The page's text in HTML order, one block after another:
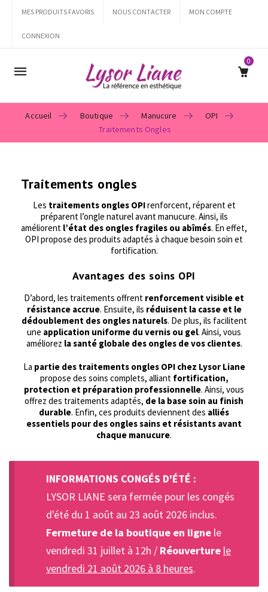
MES PRODUITS FAVORIS NOUS CONTACTER MON COMPTE
CONNEXION
Mobile
0
Accueil Boutique Manucure
OPI
Traitements Ongles
Traitements ongles
Les traitements ongles OPIrenforcent, réparent et
préparent l’ongle naturel avant manucure. Ainsi, ils
améliorent l’état des ongles fragiles ou abîmés. En effet,
OPI propose des produits adaptés à chaque besoin soin et
fortification.
Avantages des soins OPI
D’abord, les traitements offrent renforcement visible et
résistance accrue. Ensuite, ils réduisent la casse et le
dédoublement des ongles naturels. De plus, ils facilitent
une application uniforme du vernis ou gel. Ainsi, vous
améliorez la santé globale des ongles de vos clientes.
La partie des traitements ongles OPI chez Lysor Liane
propose des soins complets, alliant fortification,
protection et préparation professionnelle. Ainsi, vous
offrez des traitements adaptés, de la base soin au finish
durable. Enfin, ces produits deviennent des alliés
essentiels pour des ongles sains et résistants avant
chaque manucure.
INFORMATIONS CONGÉS D'ÉTÉ :
LYSOR LIANE sera fermée pour les congés
d'été du 1 août au 23 août 2026 inclus.
Fermeture de la boutique en lignele
vendredi 31 juillet à 12h / Réouverture le
vendredi 21 août 2026 à 8 heures.